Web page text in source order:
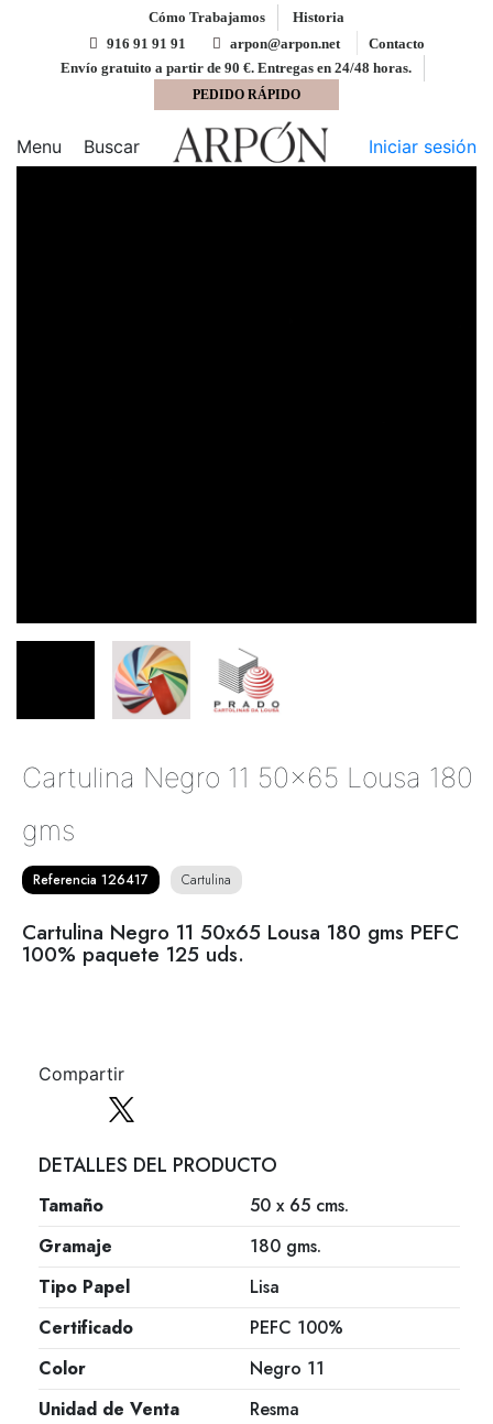
Cómo Trabajamos
Historia
916 91 91 91
arpon@arpon.net
Contacto
Envío gratuito a partir de 90 €. Entregas en 24/48 horas.
PEDIDO RÁPIDO
Menu Buscar Iniciar sesión
Cartulina Negro 11 50x65 Lousa
180 gms
Cartulina Negro 11 50x65 Lousa 180
gms
Referencia 126417 Cartulina
Cartulina Negro 11 50x65 Lousa 180 gms PEFC
100% paquete 125 uds.
Compartir
DETALLES DEL PRODUCTO
Tamaño
50 x 65 cms.
Gramaje
180 gms.
Tipo Papel
Lisa
Certificado
PEFC 100%
Color
Negro 11
Unidad de Venta
Resma